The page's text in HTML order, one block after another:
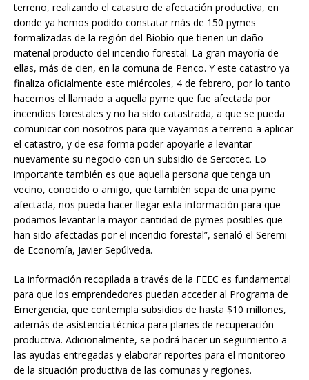
terreno, realizando el catastro de afectación productiva, en
donde ya hemos podido constatar más de 150 pymes
formalizadas de la región del Biobío que tienen un daño
material producto del incendio forestal. La gran mayoría de
ellas, más de cien, en la comuna de Penco. Y este catastro ya
finaliza oficialmente este miércoles, 4 de febrero, por lo tanto
hacemos el llamado a aquella pyme que fue afectada por
incendios forestales y no ha sido catastrada, a que se pueda
comunicar con nosotros para que vayamos a terreno a aplicar
el catastro, y de esa forma poder apoyarle a levantar
nuevamente su negocio con un subsidio de Sercotec. Lo
importante también es que aquella persona que tenga un
vecino, conocido o amigo, que también sepa de una pyme
afectada, nos pueda hacer llegar esta información para que
podamos levantar la mayor cantidad de pymes posibles que
han sido afectadas por el incendio forestal”, señaló el Seremi
de Economía, Javier Sepúlveda.
La información recopilada a través de la FEEC es fundamental
para que los emprendedores puedan acceder al Programa de
Emergencia, que contempla subsidios de hasta $10 millones,
además de asistencia técnica para planes de recuperación
productiva. Adicionalmente, se podrá hacer un seguimiento a
las ayudas entregadas y elaborar reportes para el monitoreo
de la situación productiva de las comunas y regiones.